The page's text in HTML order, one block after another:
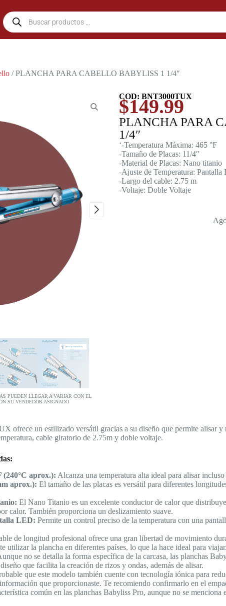
/ PLANCHA PARA CABELLO BABYLISS 1 1/4″
PUEDEN LLEGAR A VARIAR CON EL
SU VENDEDOR ASIGNADO
COD: BNT3000TUX
$149.99
PLANCHA PARA
1/4″
‘-Temperatura Máxima: 465 °F
-Tamaño de Placas: 11/4″
-Material de Placas: Nano titanio
-Ajuste de Temperatura: Pantalla
-Largo del cable: 2.75 m
-Voltaje: Doble Voltaje
ofrece un estilizado versátil gracias a su diseño que permite alisar y
cable giratorio de 2.75m y doble voltaje.
(240°C aprox.): Alcanza una temperatura alta ideal para alisar
aprox.): El tamaño de las placas es versátil para diferentes
El Nano Titanio es un excelente conductor de calor que
calor. También proporciona un deslizamiento suave.
LED: Permite un control preciso de la temperatura con una
de longitud profesional ofrece una gran libertad de movimiento
utilizar la plancha en diferentes países, lo que la hace ideal para viajar.
no se detalla la forma específica de la carcasa, las planchas
que facilita la creación de rizos y ondas, además de alisar.
que este modelo también cuente con tecnología iónica para
que proporcionaste. Te recomiendo confirmarlo en el
común en las planchas Babyliss Pro, aunque no se menciona